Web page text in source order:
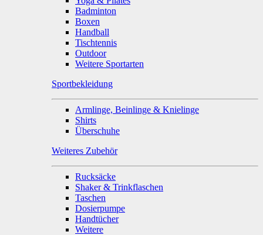
Badminton
Boxen
Handball
Tischtennis
Outdoor
Weitere Sportarten
Sportbekleidung
Armlinge, Beinlinge & Knielinge
Shirts
Überschuhe
Weiteres Zubehör
Rucksäcke
Shaker & Trinkflaschen
Taschen
Dosierpumpe
Handtücher
Weitere